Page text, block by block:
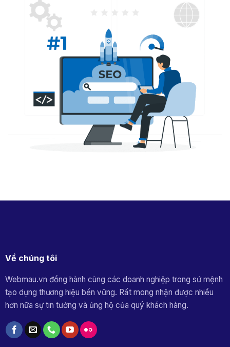
Về chúng tôi
Webmau.vn đồng hành cùng các doanh nghiệp trong sứ mệnh
tạo dựng thương hiệu bền vững. Rất mong nhận được nhiều
hơn nữa sự tin tưởng và ủng hộ của quý khách hàng.